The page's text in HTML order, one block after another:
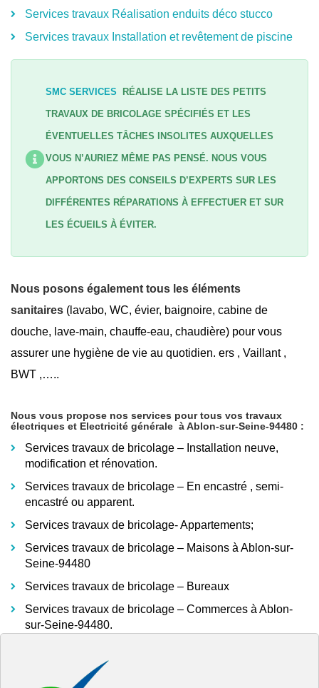
Services travaux Réalisation enduits déco stucco
Services travaux Installation et revêtement de piscine
SMC SERVICES RÉALISE LA LISTE DES PETITS
TRAVAUX DE BRICOLAGE SPÉCIFIÉS ET LES
ÉVENTUELLES TÂCHES INSOLITES AUXQUELLES
VOUS N’AURIEZ MÊME PAS PENSÉ. NOUS VOUS
APPORTONS DES CONSEILS D’EXPERTS SUR LES
DIFFÉRENTES RÉPARATIONS À EFFECTUER ET SUR
LES ÉCUEILS À ÉVITER.
Nous posons également tous les éléments
sanitaires (lavabo, WC, évier, baignoire, cabine de
douche, lave-main, chauffe-eau, chaudière) pour vous
assurer une hygiène de vie au quotidien. ers , Vaillant ,
BWT ,…..
Nous vous propose nos services pour tous vos travaux
électriques et Electricité générale à Ablon-sur-Seine-94480 :
Services travaux de bricolage – Installation neuve,
modification et rénovation.
Services travaux de bricolage – En encastré , semi-
encastré ou apparent.
Services travaux de bricolage- Appartements;
Services travaux de bricolage – Maisons à Ablon-sur-
Seine-94480
Services travaux de bricolage – Bureaux
Services travaux de bricolage – Commerces à Ablon-
sur-Seine-94480.